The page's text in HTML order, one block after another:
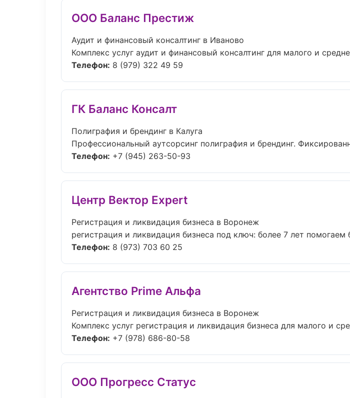
ООО Баланс Престиж
Аудит и финансовый консалтинг в Иваново
Комплекс услуг аудит и финансовый консалтинг для малого и
Телефон: 8 (979) 322 49 59
ГК Баланс Консалт
Полиграфия и брендинг в Калуга
Профессиональный аутсорсинг полиграфия и брендинг.
Телефон: +7 (945) 263-50-93
Центр Вектор Expert
Регистрация и ликвидация бизнеса в Воронеж
регистрация и ликвидация бизнеса под ключ: более 7 лет помогаем
Телефон: 8 (973) 703 60 25
Агентство Prime Альфа
Регистрация и ликвидация бизнеса в Воронеж
Комплекс услуг регистрация и ликвидация бизнеса для малого и
Телефон: +7 (978) 686-80-58
ООО Прогресс Статус